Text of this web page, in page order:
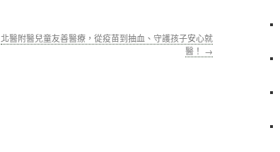
北醫附醫兒童友善醫療，從疫苗到抽血、守護孩子安心就
醫！ →